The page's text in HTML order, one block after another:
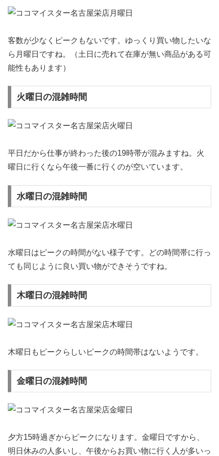
客数が少なくピークもないです。ゆっくり買い物したいな
ら月曜日ですね。（土日に売れて在庫が無い商品がある可
能性もあります）
火曜日の混雑時間
平日だから仕事が終わった後の19時帯が混みますね。火
曜日に行くなら午後一番に行くのが空いています。
水曜日の混雑時間
水曜日はピークの時間がない様子です。どの時間帯に行っ
ても同じように良い買い物ができそうですね。
木曜日の混雑時間
木曜日もピークらしいピークの時間帯はないようです。
金曜日の混雑時間
夕方15時過ぎからピークになります。金曜日ですから、
明日休みの人多いし、午後からお買い物に行く人が多いっ